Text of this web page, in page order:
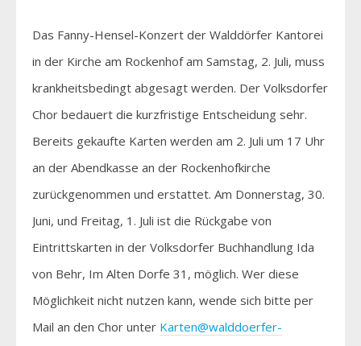
Das Fanny-Hensel-Konzert der Walddörfer Kantorei
in der Kirche am Rockenhof am Samstag, 2. Juli, muss
krankheitsbedingt abgesagt werden. Der Volksdorfer
Chor bedauert die kurzfristige Entscheidung sehr.
Bereits gekaufte Karten werden am 2. Juli um 17 Uhr
an der Abendkasse an der Rockenhofkirche
zurückgenommen und erstattet. Am Donnerstag, 30.
Juni, und Freitag, 1. Juli ist die Rückgabe von
Eintrittskarten in der Volksdorfer Buchhandlung Ida
von Behr, Im Alten Dorfe 31, möglich. Wer diese
Möglichkeit nicht nutzen kann, wende sich bitte per
Mail an den Chor unter Karten@walddoerfer-